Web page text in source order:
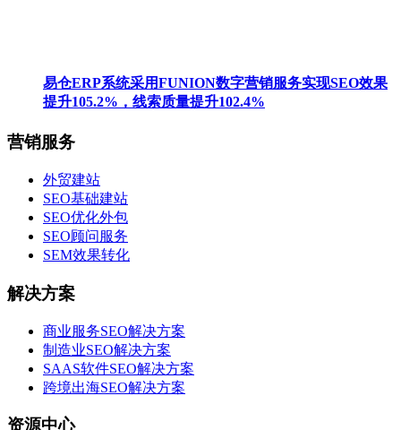
易仓ERP系统采用FUNION数字营销服务实现SEO效果
提升105.2%，线索质量提升102.4%
营销服务
外贸建站
SEO基础建站
SEO优化外包
SEO顾问服务
SEM效果转化
解决方案
商业服务SEO解决方案
制造业SEO解决方案
SAAS软件SEO解决方案
跨境出海SEO解决方案
资源中心